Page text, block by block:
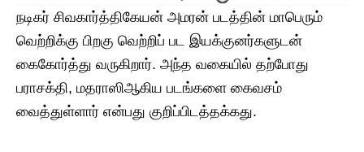
நடிகர் சிவகார்த்திகேயன் அமரன் படத்தின் மாபெரும்
வெற்றிக்கு பிறகு வெற்றிப் பட இயக்குனர்களுடன்
கைகோர்த்து வருகிறார். அந்த வகையில் தற்போது
பராசக்தி, மதராஸிஆகிய படங்களை கைவசம்
வைத்துள்ளார் என்பது குறிப்பிடத்தக்கது.